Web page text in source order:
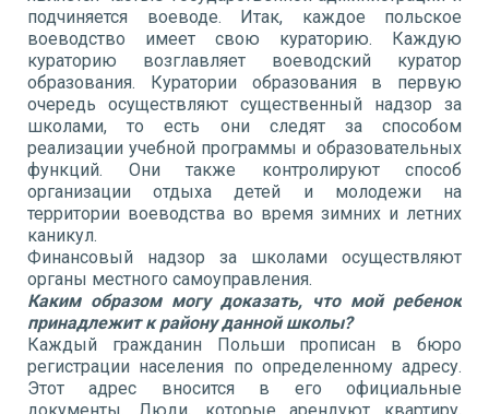
подчиняется воеводе. Итак, каждое польское
воеводство имеет свою кураторию. Каждую
кураторию возглавляет воеводский куратор
образования. Куратории образования в первую
очередь осуществляют существенный надзор за
школами, то есть они следят за способом
реализации учебной программы и образовательных
функций. Они также контролируют способ
организации отдыха детей и молодежи на
территории воеводства во время зимних и летних
каникул.
Финансовый надзор за школами осуществляют
органы местного самоуправления.
Каким образом могу доказать, что мой ребенок
принадлежит к району данной школы?
Каждый гражданин Польши прописан в бюро
регистрации населения по определенному адресу.
Этот адрес вносится в его официальные